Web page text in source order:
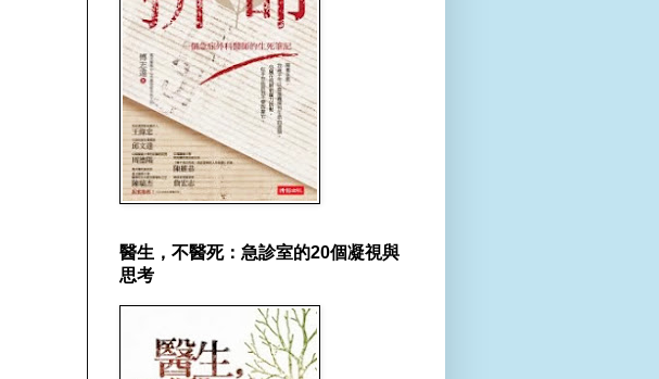
醫生，不醫死：急診室的20個凝視與
思考